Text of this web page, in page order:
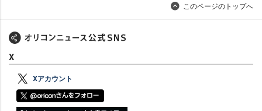
このページのトップへ
X
Xアカウント